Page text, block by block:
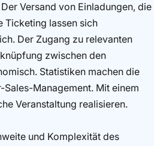
Versand von Einladungen, die
Ticketing lassen sich
Der Zugang zu relevanten
zwischen den
Statistiken machen die
Management. Mit einem
Veranstaltung realisieren.
und Komplexität des